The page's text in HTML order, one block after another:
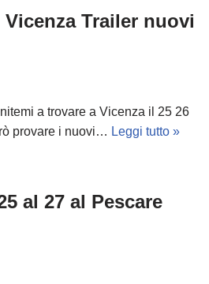
Vicenza Trailer nuovi
a trovare a Vicenza il 25 26
provare i nuovi… Leggi tutto »
al 27 al Pescare